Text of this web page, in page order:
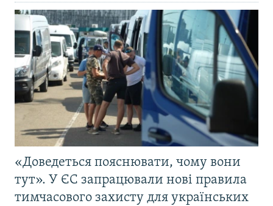
«Доведеться пояснювати, чому вони
тут». У ЄС запрацювали нові правила
тимчасового захисту для українських